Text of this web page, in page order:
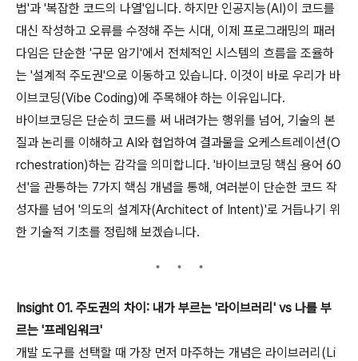
법'과 '복잡한 코드의 나열'입니다. 하지만 인공지능(AI)이 코드를
대신 작성하고 오류를 수정해 주는 시대, 이제 프로그래밍의 패러
다임은 단순한 '구문 암기'에서 전체적인 시스템의 흐름을 조율하
는 '설계적 주도권'으로 이동하고 있습니다. 이것이 바로 우리가 바
이브코딩(Vibe Coding)에 주목해야 하는 이유입니다.
바이브코딩은 단순히 코드를 써 내려가는 행위를 넘어, 기술의 본
질과 논리를 이해하고 AI와 협업하여 결과물을 오케스트레이션(O
rchestration)하는 감각을 의미합니다. '바이브코딩 핵심 용어 60
선'을 관통하는 7가지 핵심 개념을 통해, 여러분이 단순한 코드 작
성자를 넘어 '의도의 설계자(Architect of Intent)'로 거듭나기 위
한 기술적 기초를 정립해 보겠습니다.
Insight 01. 주도권의 차이: 내가 부르는 '라이브러리' vs 나를 부
르는 '프레임워크'
개발 도구를 선택할 때 가장 먼저 마주하는 개념은 라이브러리(Li